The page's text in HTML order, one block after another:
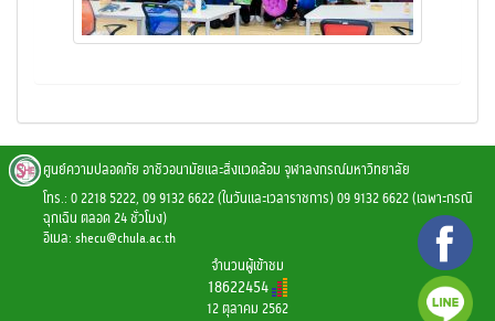
ศูนย์ความปลอดภัย อาชีวอนามัยและสิ่งแวดล้อม จุฬาลงกรณ์มหาวิทยาลัย
โทร.: 0 2218 5222, 09 9132 6622 (ในวันและเวลาราชการ) 09 9132 6622 (เฉพาะกรณี
ฉุกเฉิน ตลอด 24 ชั่วโมง)
อีเมล: shecu@chula.ac.th
จำนวนผู้เข้าชม
18622454
12 ตุลาคม 2562